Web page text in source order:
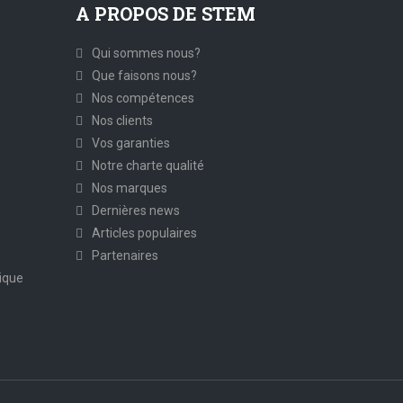
A PROPOS DE STEM
Qui sommes nous?
Que faisons nous?
Nos compétences
Nos clients
Vos garanties
Notre charte qualité
Nos marques
Dernières news
Articles populaires
Partenaires